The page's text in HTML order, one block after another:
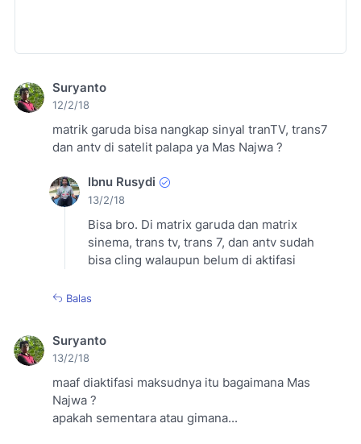
Suryanto
12/2/18
matrik garuda bisa nangkap sinyal tranTV, trans7
dan antv di satelit palapa ya Mas Najwa ?
Ibnu Rusydi
13/2/18
Bisa bro. Di matrix garuda dan matrix
sinema, trans tv, trans 7, dan antv sudah
bisa cling walaupun belum di aktifasi
Balas
Suryanto
13/2/18
maaf diaktifasi maksudnya itu bagaimana Mas
Najwa ?
apakah sementara atau gimana...